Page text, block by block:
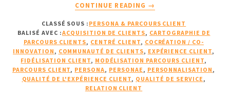
CONTINUE READING
EX.
DE
PARCOURS
CLIENTS
POUR
CONQUÉRIR
→
CLASSÉ SOUS : PERSONA & PARCOURS CLIENT
BALISÉ AVEC :ACQUISITION DE CLIENTS, CARTOGRAPHIE DE
PARCOURS CLIENTS, CENTRÉ CLIENT, COCRÉATION / CO-
INNOVATION , COMMUNAUTÉ DE CLIENTS, EXPÉRIENCE CLIENT,
FIDÉLISATION CLIENT, MODÉLISATION PARCOURS CLIENT,
PARCOURS CLIENT, PERSONA, PERSONAE , PERSONNALISATION ,
QUALITÉ DE L'EXPÉRIENCE CLIENT, QUALITÉ DE SERVICE ,
RELATION CLIENT